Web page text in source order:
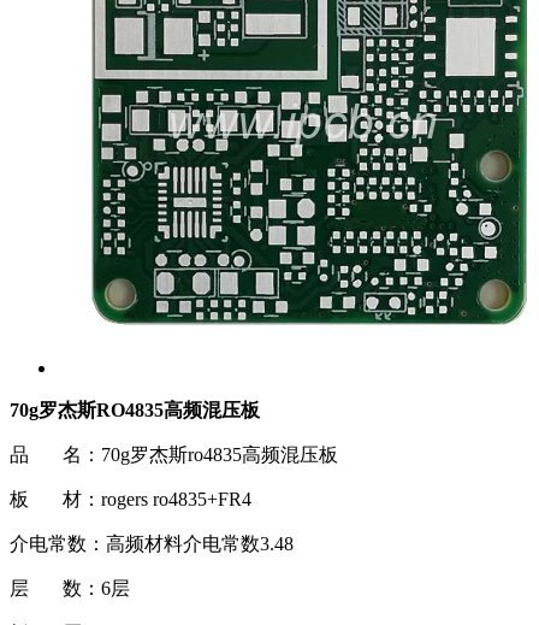
70g罗杰斯RO4835高频混压板
品 名：70g罗杰斯ro4835高频混压板
板 材：rogers ro4835+FR4
介电常数：高频材料介电常数3.48
层 数：6层